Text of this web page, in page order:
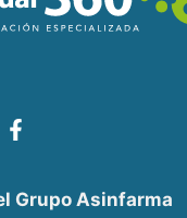
Grupo Asinfarma